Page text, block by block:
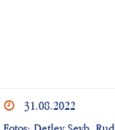
31.08.2022